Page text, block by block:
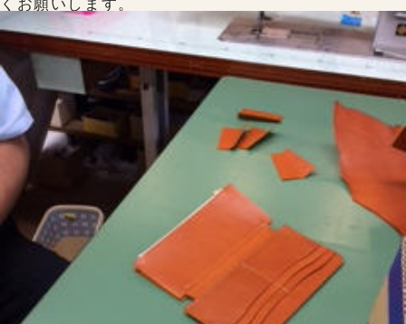
ランドセルの選びかた
お知らせ
お問合せ